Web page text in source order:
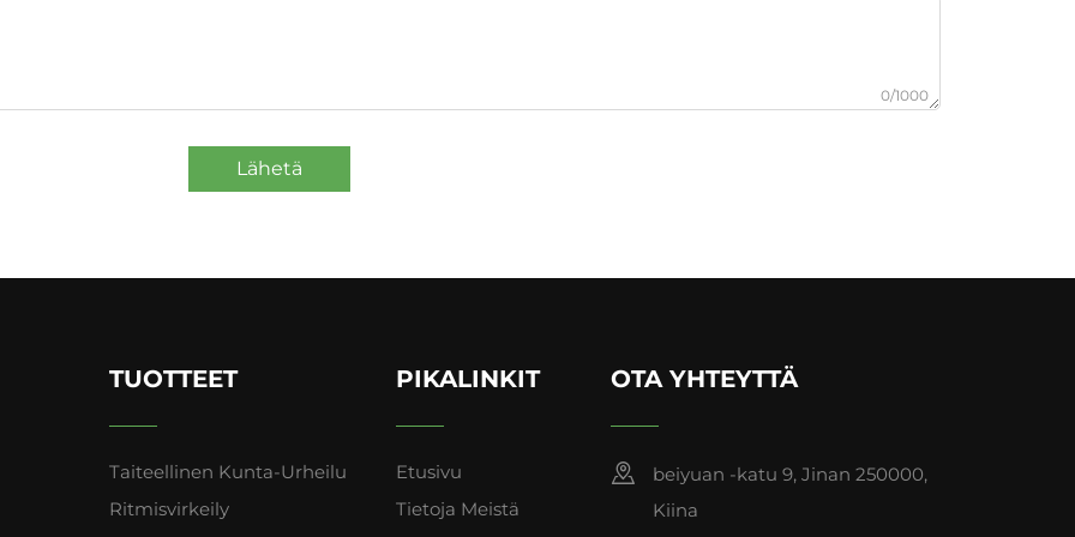
0/1000
Lähetä
TUOTTEET
Taiteellinen Kunta-Urheilu
Ritmisvirkeily
PIKALINKIT
Etusivu
Tietoja Meistä
OTA YHTEYTTÄ
beiyuan -katu 9, Jinan 250000,
Kiina